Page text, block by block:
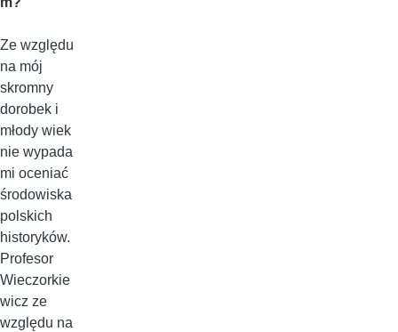
Ze względu
na mój
skromny
dorobek i
młody wiek
nie wypada
mi oceniać
środowiska
polskich
historyków.
Profesor
Wieczorkie
wicz ze
względu na